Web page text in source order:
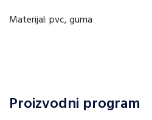
Proizvodni program
Materijal: pvc, guma